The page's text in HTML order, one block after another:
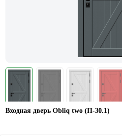
Входная дверь Obliq two (П-30.1)